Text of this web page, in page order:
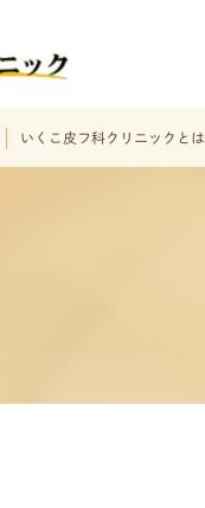
いくこ皮フ科クリニックとは